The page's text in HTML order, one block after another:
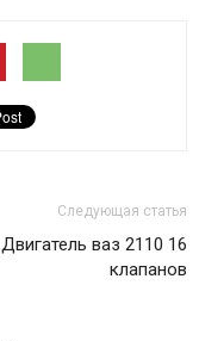
Следующая статья
Двигатель ваз 2110 16
клапанов